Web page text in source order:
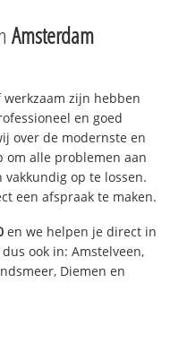
Amsterdam
zijn hebben
en goed
over de modernste en
om alle problemen aan
op te lossen.
een afspraak te maken.
en we helpen je direct in
ook in: Amstelveen,
Diemen en